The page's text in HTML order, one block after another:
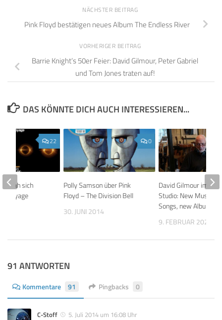
NÄCHSTER BEITRAG
Pink Floyd bestätigen neues Album The Endless River
VORHERIGER BEITRAG
Barrie Knight’s 50er Feier: David Gilmour, Peter Gabriel
und Tom Jones traten auf!
DAS KÖNNTE DICH AUCH INTERESSIEREN...
0
Polly Samson über Pink
Floyd – The Division Bell
30. JUNI 2014
David Gilmour im
Studio: New Music,
Songs, new Album?
9. FEBRUAR 2021
22
sah sich
Voyage
91 ANTWORTEN
Kommentare 91 Pingbacks 0
C-Stoff
5. Juli 2014 um 16:08 Uhr